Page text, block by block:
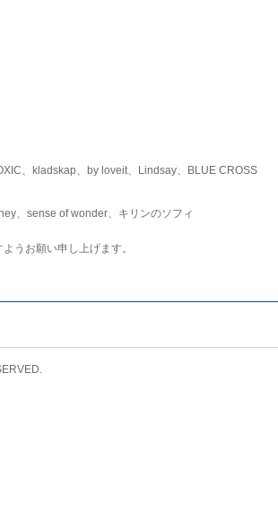
、kladskap、by loveit、Lindsay、BLUE CROSS
、sense of wonder、キリンのソフィ
うお願い申し上げます。